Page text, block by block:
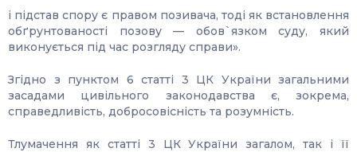
і підстав спору є правом позивача, тоді як встановлення
обґрунтованості позову — обов`язком суду, який
виконується під час розгляду справи».
Згідно з пунктом 6 статті 3 ЦК України загальними
засадами цивільного законодавства є, зокрема,
справедливість, добросовісність та розумність.
Тлумачення як статті 3 ЦК України загалом, так і її